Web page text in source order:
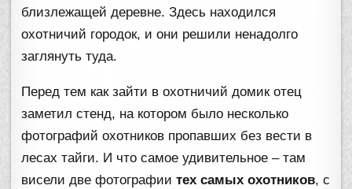
близлежащей деревне. Здесь находился
охотничий городок, и они решили ненадолго
заглянуть туда.
Перед тем как зайти в охотничий домик отец
заметил стенд, на котором было несколько
фотографий охотников пропавших без вести в
лесах тайги. И что самое удивительное – там
висели две фотографиитех самых охотников, с